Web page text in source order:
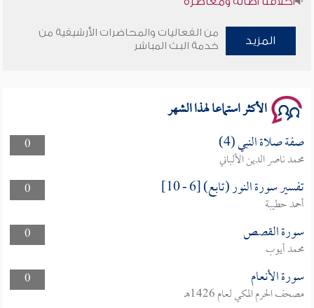
وأمنهم من خوف 9
المزيد
من الفعاليات والمحاضرات الأرشيفية من
خدمة البث المباشر
الأكثر استماعا لهذا الشهر
0 صفة صلاة النبي (4)
محمد ناصر الدين الألباني
0
تفسير سورة النور (تابع) [6 - 10]
أحمد حطيبة
0
سورة القصص
محمد أيوب
0
سورة الأنعام
مصحف الحرم المكي لعام 1426هـ